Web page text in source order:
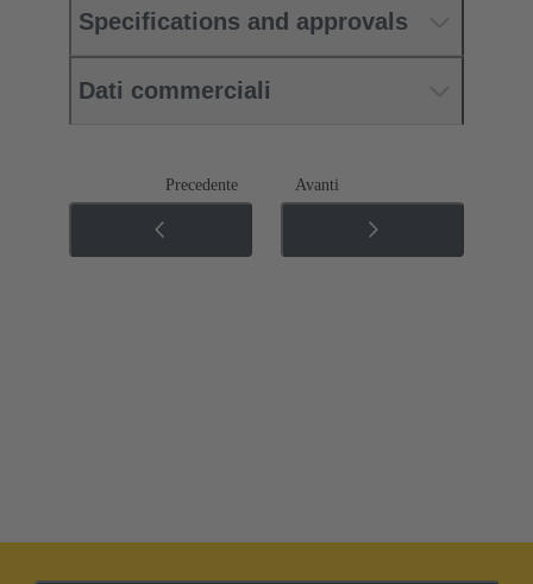
Specifications and approvals
Dati commerciali
Precedente Avanti